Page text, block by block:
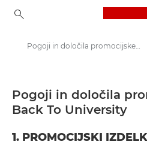
Možnost vračila denarja Canon | Ponudbe | Ugodne ponudbe
Pogoji in določila promocijske akcije Back To University
Pogoji in določila
Back To University
1. PROMOCIJSKI